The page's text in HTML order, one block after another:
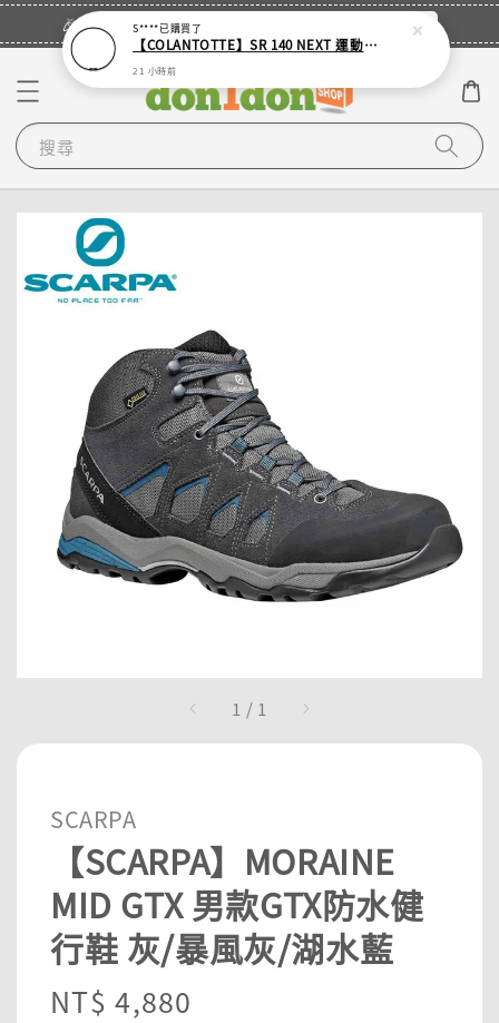
🎉登入會員・領取您的專屬折扣券！ 立即登入
搜尋
1 / 1
SCARPA
【SCARPA】MORAINE
MID GTX 男款GTX防水健
行鞋 灰/暴風灰/湖水藍
Regular
NT$ 4,880
S****已購買了
【COLANTOTTE】SR 140 NEXT 運動機能磁石項圈
21 小時前